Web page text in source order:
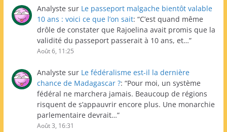
Analyste sur Le passeport malgache bientôt valable
10 ans : voici ce que l’on sait: “C’est quand même
drôle de constater que Rajoelina avait promis que la
validité du passeport passerait à 10 ans, et…”
Août 6, 11:25
Analyste sur Le fédéralisme est-il la dernière
chance de Madagascar ?: “Pour moi, un système
fédéral ne marchera jamais. Beaucoup de régions
risquent de s’appauvrir encore plus. Une monarchie
parlementaire devrait…”
Août 3, 16:31